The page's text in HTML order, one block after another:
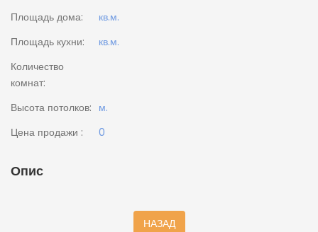
Площадь дома:
кв.м.
Площадь кухни:
кв.м.
Количество
комнат:
Высота потолков: м.
Цена продажи :
0
Опис
НАЗАД